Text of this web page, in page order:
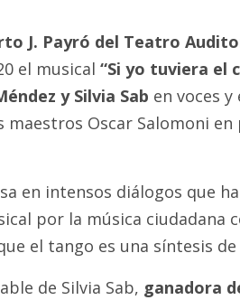
J. Payró del Teatro
el musical “Si yo tuviera el
y Silvia Sab en voces
maestros Oscar Salomoni en
en intensos diálogos que
por la música ciudadana
el tango es una síntesis
de Silvia Sab, ganadora